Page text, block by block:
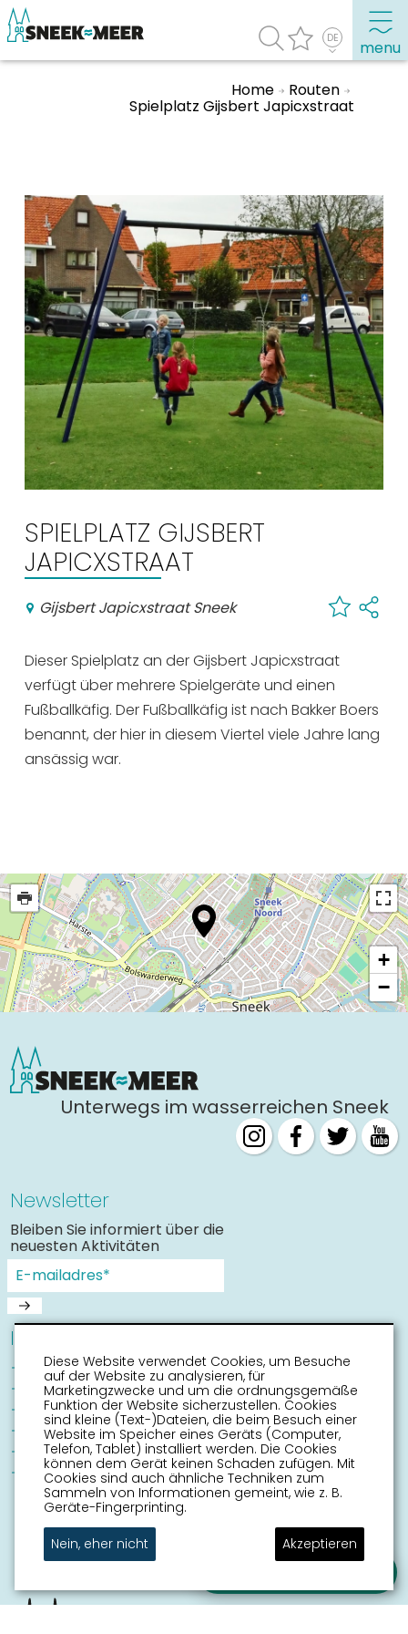
menu
Highlights
Sehenswürdigkeiten
Sehen & Erleben
Essen, Trinken, Ausgehen
Wassersport
Übernachten
Einkaufen
Veranstaltungskalender
Häufig besuchte Seiten:
Stadtplan
Sneek mit Kinder
VVV Sneek
Sehenswürdigkeiten
Home Routen
Spielplatz Gijsbert Japicxstraat
SPIELPLATZ GIJSBERT
JAPICXSTRAAT
Gijsbert Japicxstraat Sneek
Dieser Spielplatz an der Gijsbert Japicxstraat
verfügt über mehrere Spielgeräte und einen
Fußballkäfig. Der Fußballkäfig ist nach Bakker Boers
benannt, der hier in diesem Viertel viele Jahre lang
ansässig war.
+
−
Unterwegs im wasserreichen Sneek
Newsletter
Bleiben Sie informiert über die
neuesten Aktivitäten
Informationen
Sneek mit Kinder
Sehenswürdigkeiten
Erreichbarkeit
Routen
Stadtplan
Veranstaltungskalender
Diese Website verwendet Cookies, um Besuche
auf der Website zu analysieren, für
Marketingzwecke und um die ordnungsgemäße
Funktion der Website sicherzustellen. Cookies
sind kleine (Text-)Dateien, die beim Besuch einer
Website im Speicher eines Geräts (Computer,
Telefon, Tablet) installiert werden. Die Cookies
können dem Gerät keinen Schaden zufügen. Mit
Cookies sind auch ähnliche Techniken zum
Sammeln von Informationen gemeint, wie z. B.
Geräte-Fingerprinting.
Nein, eher nicht
Akzeptieren